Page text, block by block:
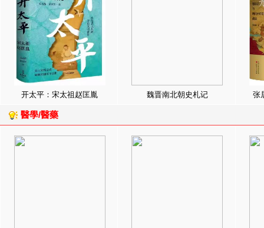
开太平：宋太祖赵匡胤 魏晋南北朝史札记 张
醫學/醫藥